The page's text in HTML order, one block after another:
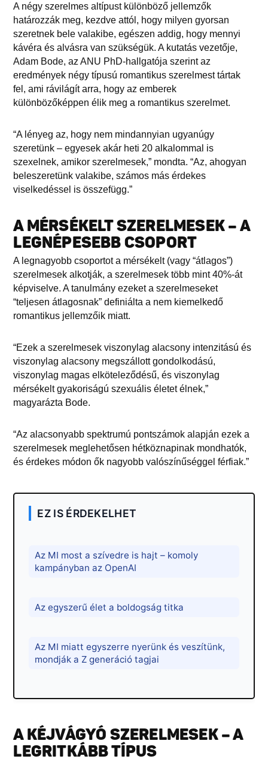
A négy szerelmes altípust különböző jellemzők
határozzák meg, kezdve attól, hogy milyen gyorsan
szeretnek bele valakibe, egészen addig, hogy mennyi
kávéra és alvásra van szükségük. A kutatás vezetője,
Adam Bode, az ANU PhD-hallgatója szerint az
eredmények négy típusú romantikus szerelmest tártak
fel, ami rávilágít arra, hogy az emberek
különbözőképpen élik meg a romantikus szerelmet.
“A lényeg az, hogy nem mindannyian ugyanúgy
szeretünk – egyesek akár heti 20 alkalommal is
szexelnek, amikor szerelmesek,” mondta. “Az, ahogyan
beleszeretünk valakibe, számos más érdekes
viselkedéssel is összefügg.”
A MÉRSÉKELT SZERELMESEK – A
LEGNÉPESEBB CSOPORT
A legnagyobb csoportot a mérsékelt (vagy “átlagos”)
szerelmesek alkotják, a szerelmesek több mint 40%-át
képviselve. A tanulmány ezeket a szerelmeseket
“teljesen átlagosnak” definiálta a nem kiemelkedő
romantikus jellemzőik miatt.
“Ezek a szerelmesek viszonylag alacsony intenzitású és
viszonylag alacsony megszállott gondolkodású,
viszonylag magas elköteleződésű, és viszonylag
mérsékelt gyakoriságú szexuális életet élnek,”
magyarázta Bode.
“Az alacsonyabb spektrumú pontszámok alapján ezek a
szerelmesek meglehetősen hétköznapinak mondhatók,
és érdekes módon ők nagyobb valószínűséggel férfiak.”
EZ IS ÉRDEKELHET
Az MI most a szívedre is hajt – komoly
kampányban az OpenAI
Az egyszerű élet a boldogság titka
Az MI miatt egyszerre nyerünk és veszítünk,
mondják a Z generáció tagjai
A KÉJVÁGYÓ SZERELMESEK – A
LEGRITKÁBB TÍPUS